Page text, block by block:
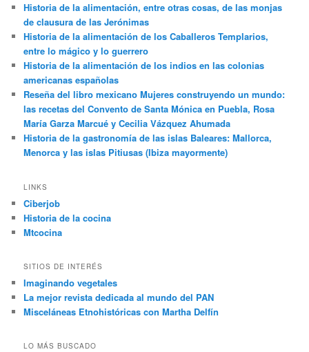
Historia de la alimentación, entre otras cosas, de las monjas
de clausura de las Jerónimas
Historia de la alimentación de los Caballeros Templarios,
entre lo mágico y lo guerrero
Historia de la alimentación de los indios en las colonias
americanas españolas
Reseña del libro mexicano Mujeres construyendo un mundo:
las recetas del Convento de Santa Mónica en Puebla, Rosa
María Garza Marcué y Cecilia Vázquez Ahumada
Historia de la gastronomía de las islas Baleares: Mallorca,
Menorca y las islas Pitiusas (Ibiza mayormente)
LINKS
Ciberjob
Historia de la cocina
Mtcocina
SITIOS DE INTERÉS
Imaginando vegetales
La mejor revista dedicada al mundo del PAN
Misceláneas Etnohistóricas con Martha Delfín
LO MÁS BUSCADO